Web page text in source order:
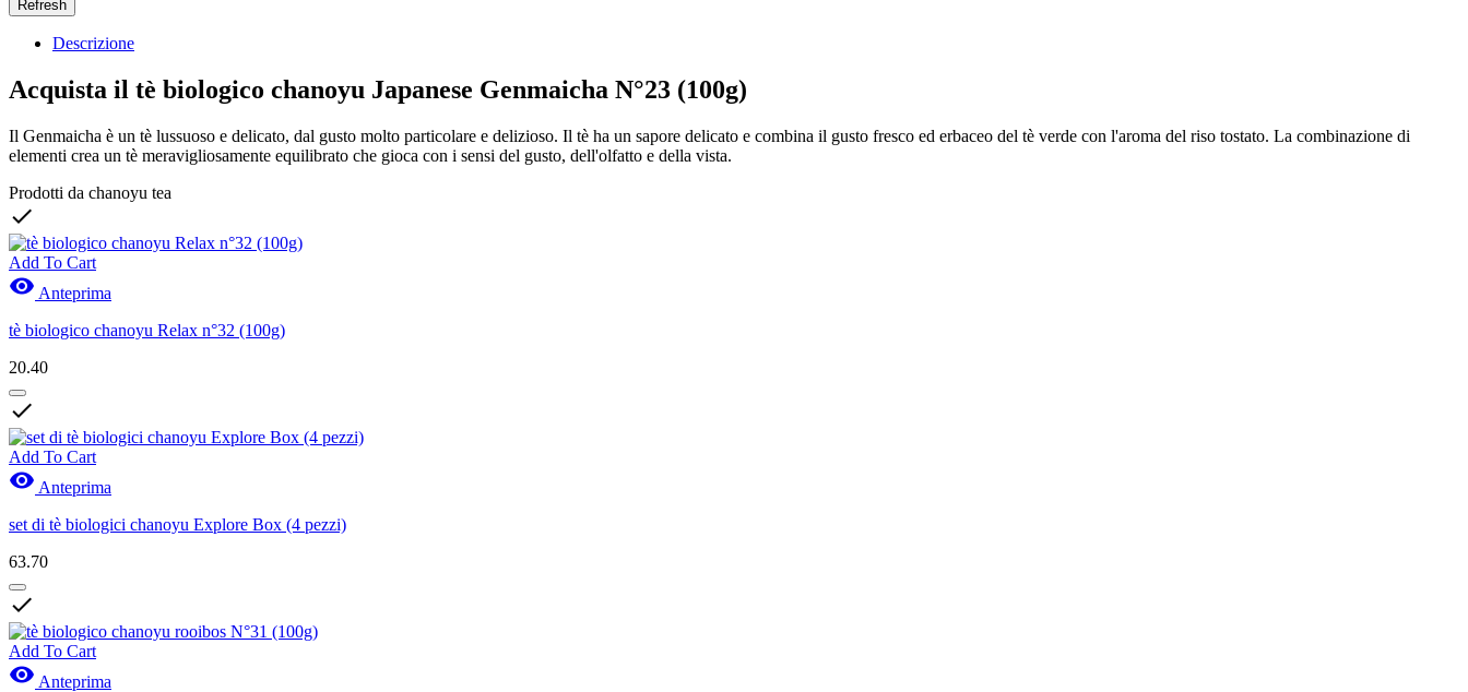
Descrizione
Acquista il tè biologico chanoyu Japanese Genmaicha N°23 (100g)
Il Genmaicha è un tè lussuoso e delicato, dal gusto molto particolare e delizioso. Il tè ha un sapore delicato e combina il gusto fresco ed erbaceo del tè verde con l'aroma del riso tostato. La combinazione di
elementi crea un tè meravigliosamente equilibrato che gioca con i sensi del gusto, dell'olfatto e della vista.
Prodotti da chanoyu tea

Add To Cart
 Anteprima
tè biologico chanoyu Relax n°32 (100g)
20.40

Add To Cart
 Anteprima
set di tè biologici chanoyu Explore Box (4 pezzi)
63.70

Add To Cart
 Anteprima